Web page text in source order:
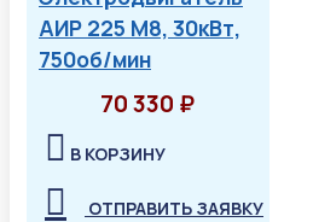
АИР 225 М8, 30кВт,
750об/мин
70 330 ₽
В КОРЗИНУ
ОТПРАВИТЬ ЗАЯВКУ